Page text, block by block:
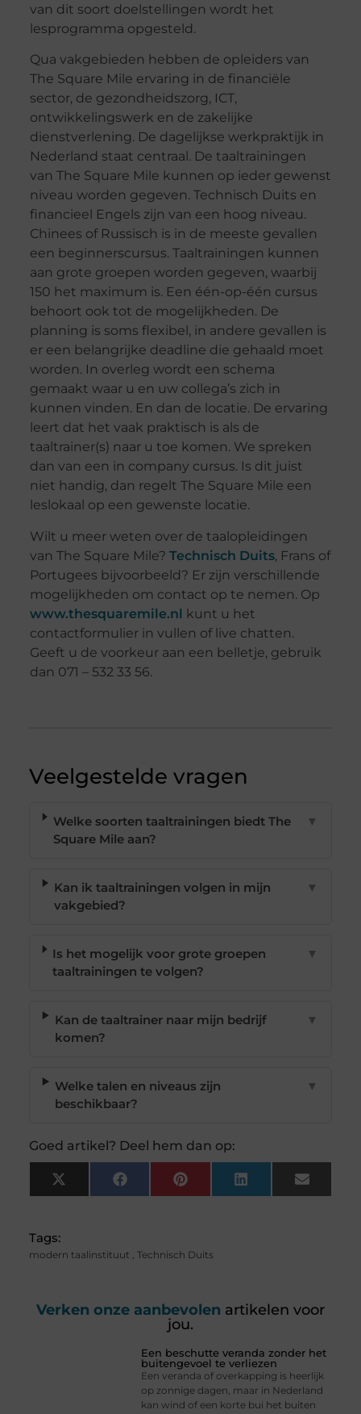
van dit soort doelstellingen wordt het
lesprogramma opgesteld.
Qua vakgebieden hebben de opleiders van
The Square Mile ervaring in de financiële
sector, de gezondheidszorg, ICT,
ontwikkelingswerk en de zakelijke
dienstverlening. De dagelijkse werkpraktijk in
Nederland staat centraal. De taaltrainingen
van The Square Mile kunnen op ieder gewenst
niveau worden gegeven. Technisch Duits en
financieel Engels zijn van een hoog niveau.
Chinees of Russisch is in de meeste gevallen
een beginnerscursus. Taaltrainingen kunnen
aan grote groepen worden gegeven, waarbij
150 het maximum is. Een één-op-één cursus
behoort ook tot de mogelijkheden. De
planning is soms flexibel, in andere gevallen is
er een belangrijke deadline die gehaald moet
worden. In overleg wordt een schema
gemaakt waar u en uw collega’s zich in
kunnen vinden. En dan de locatie. De ervaring
leert dat het vaak praktisch is als de
taaltrainer(s) naar u toe komen. We spreken
dan van een in company cursus. Is dit juist
niet handig, dan regelt The Square Mile een
leslokaal op een gewenste locatie.
Wilt u meer weten over de taalopleidingen
van The Square Mile? Technisch Duits, Frans of
Portugees bijvoorbeeld? Er zijn verschillende
mogelijkheden om contact op te nemen. Op
www.thesquaremile.nl kunt u het
contactformulier in vullen of live chatten.
Geeft u de voorkeur aan een belletje, gebruik
dan 071 – 532 33 56.
Veelgestelde vragen
Welke soorten taaltrainingen biedt The
Square Mile aan?
▼
Kan ik taaltrainingen volgen in mijn
vakgebied?
▼
Is het mogelijk voor grote groepen
taaltrainingen te volgen?
▼
Kan de taaltrainer naar mijn bedrijf
komen?
▼
Welke talen en niveaus zijn
beschikbaar?
▼
Goed artikel? Deel hem dan op:
X
(Twitter)
FacebookPinterest LinkedIn Email
Tags:
modern taalinstituut , Technisch Duits
Verken onze aanbevolen artikelen voor
jou.
Een beschutte veranda zonder het
buitengevoel te verliezen
Een veranda of overkapping is heerlijk
op zonnige dagen, maar in Nederland
kan wind of een korte bui het buiten